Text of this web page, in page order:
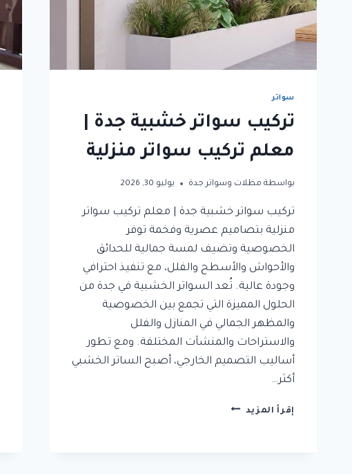
سواتر
تركيب سواتر خشبية جدة |
معلم تركيب سواتر منزلية
بواسطة مظلات وسواتر جدة يوليو 30, 2026
تركيب سواتر خشبية جدة | معلم تركيب سواتر
منزلية بتصاميم عصرية وفخمة توفر
الخصوصية وتضيف لمسة جمالية للحدائق
والأحواش والأسطح والفلل، مع تنفيذ احترافي
وجودة عالية. تُعد السواتر الخشبية في جدة من
الحلول المميزة التي تجمع بين الخصوصية
والمظهر الجمالي في المنازل والفلل
والاستراحات والمنشآت المختلفة. ومع تطور
أساليب التصميم الخارجي، أصبح الساتر الخشبي
أكثر…
إقرأ المزيد تركيب